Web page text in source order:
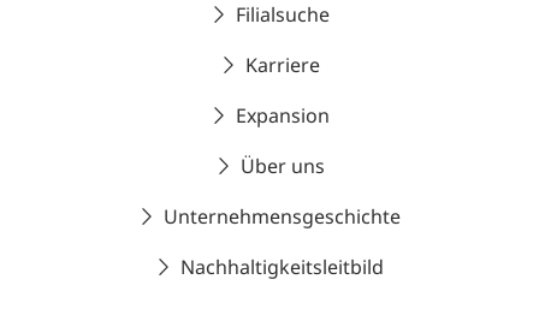
Filialsuche
Karriere
Expansion
Über uns
Unternehmensgeschichte
Nachhaltigkeitsleitbild